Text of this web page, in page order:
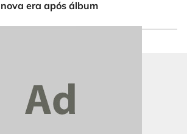
era após álbum